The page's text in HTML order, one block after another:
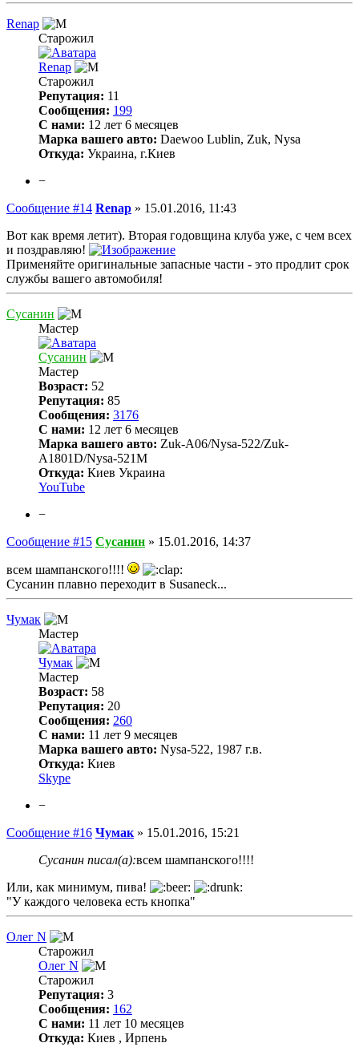
Renap
Старожил
Renap
Старожил
Репутация: 11
Сообщения: 199
С нами: 12 лет 6 месяцев
Марка вашего авто: Daewoo Lublin, Zuk, Nysa
Откуда: Украина, г.Киев
−
Сообщение #14 Renap » 15.01.2016, 11:43
Вот как время летит). Вторая годовщина клуба уже, с чем всех
и поздравляю!
Применяйте оригинальные запасные части - это продлит срок
службы вашего автомобиля!
Сусанин
Мастер
Сусанин
Мастер
Возраст: 52
Репутация: 85
Сообщения: 3176
С нами: 12 лет 6 месяцев
Марка вашего авто: Zuk-A06/Nysa-522/Zuk-
A1801D/Nysa-521M
Откуда: Киев Украина
YouTube
−
Сообщение #15 Сусанин » 15.01.2016, 14:37
всем шампанского!!!!
Сусанин плавно переходит в Susaneck...
Чумак
Мастер
Чумак
Мастер
Возраст: 58
Репутация: 20
Сообщения: 260
С нами: 11 лет 9 месяцев
Марка вашего авто: Nysa-522, 1987 г.в.
Откуда: Киев
Skype
−
Сообщение #16 Чумак » 15.01.2016, 15:21
Сусанин писал(а):всем шампанского!!!!
Или, как минимум, пива!
"У каждого человека есть кнопка"
Олег N
Старожил
Олег N
Старожил
Репутация: 3
Сообщения: 162
С нами: 11 лет 10 месяцев
Откуда: Киев , Ирпень